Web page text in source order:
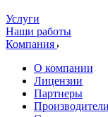
Услуги
Наши работы
Компания
О компании
Лицензии
Партнеры
Производители